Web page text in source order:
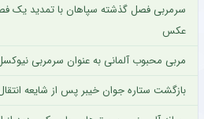
سرمربی فصل گذشته سپاهان با تمدید یک
عکس
مربی محبوب آلمانی به عنوان سرمربی
بازگشت ستاره جوان خیبر پس از شایعه